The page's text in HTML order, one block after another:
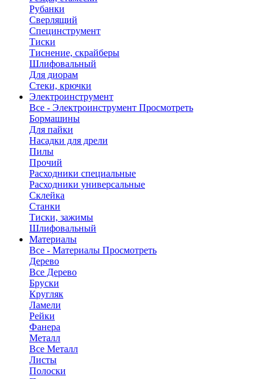
Рубанки
Сверлящий
Специнструмент
Тиски
Тиснение, скрайберы
Шлифовальный
Для диорам
Стеки, крючки
Электроинструмент
Все - Электроинструмент Просмотреть
Бормашины
Для пайки
Насадки для дрели
Пилы
Прочий
Расходники специальные
Расходники универсальные
Склейка
Станки
Тиски, зажимы
Шлифовальный
Материалы
Все - Материалы Просмотреть
Дерево
Все Дерево
Бруски
Кругляк
Ламели
Рейки
Фанера
Металл
Все Металл
Листы
Полоски